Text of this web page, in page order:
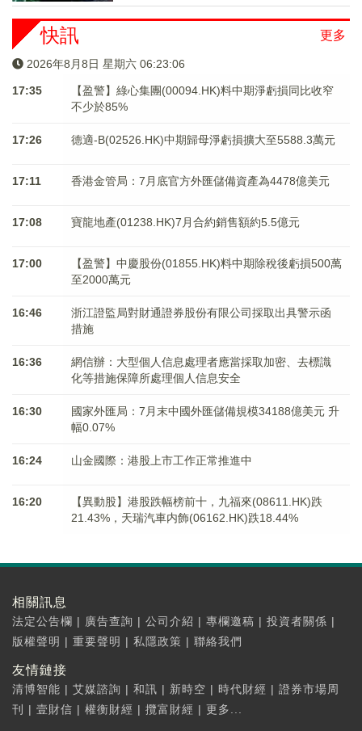
更多
快訊
2026年8月8日 星期六 06:23:07
17:35
【盈警】綠心集團(00094.HK)料中期淨虧損同比收窄
不少於85%
17:26 德適-B(02526.HK)中期歸母淨虧損擴大至5588.3萬元
17:11 香港金管局：7月底官方外匯儲備資產為4478億美元
17:08 寶龍地產(01238.HK)7月合約銷售額約5.5億元
17:00
【盈警】中慶股份(01855.HK)料中期除稅後虧損500萬
至2000萬元
16:46
浙江證監局對財通證券股份有限公司採取出具警示函
措施
16:36
網信辦：大型個人信息處理者應當採取加密、去標識
化等措施保障所處理個人信息安全
16:30
國家外匯局：7月末中國外匯儲備規模34188億美元 升
幅0.07%
16:24 山金國際：港股上市工作正常推進中
16:20
【異動股】港股跌幅榜前十，九福來(08611.HK)跌
21.43%，天瑞汽車内飾(06162.HK)跌18.44%
相關訊息
法定公告欄 | 廣告查詢 | 公司介紹 | 專欄邀稿 | 投資者關係 |
版權聲明 | 重要聲明 | 私隱政策 | 聯絡我們
友情鏈接
清博智能 | 艾媒諮詢 | 和訊 | 新時空 | 時代財經 | 證券市場周
刊
| 壹財信 | 權衡財經 | 攬富財經 | 更多...